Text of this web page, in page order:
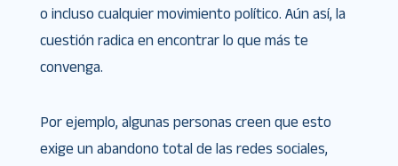
o incluso cualquier movimiento político. Aún así, la
cuestión radica en encontrar lo que más te
convenga.
Por ejemplo, algunas personas creen que esto
exige un abandono total de las redes sociales,